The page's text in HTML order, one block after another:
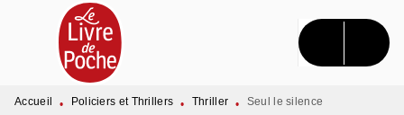
MENU RECHERCHE CONTENU
PIED DE PAGE
Accueil • Policiers et Thrillers • Thriller • Seul le silence